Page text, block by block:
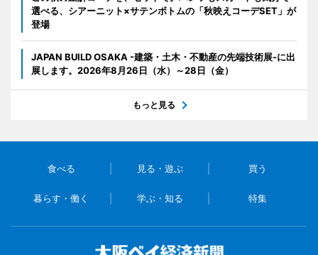
選べる、シアーニット×サテンボトムの「秋映えコーデSET」が
登場
JAPAN BUILD OSAKA -建築・土木・不動産の先端技術展-に出
展します。2026年8月26日（水）～28日（金）
もっと見る
食べる 見る・遊ぶ 買う
暮らす・働く 学ぶ・知る 特集